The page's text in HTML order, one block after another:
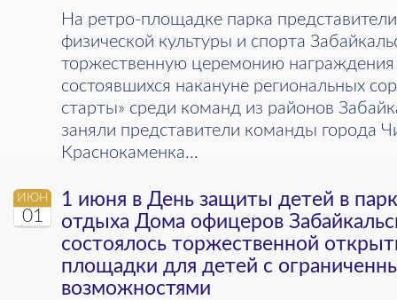
На ретро-площадке парка
физической культуры и спорта
торжественную церемонию награждения
состоявшихся накануне региональных
старты» среди команд из районов
заняли представители команды города
Краснокаменка...
ИЮН
01
1 июня в День защиты детей в
отдыха Дома офицеров
состоялось торжественной
площадки для детей с
возможностями